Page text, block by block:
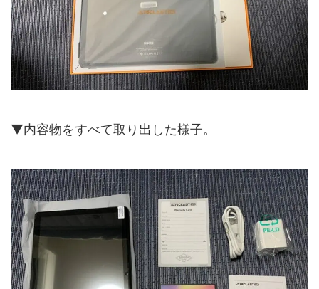
▼内容物をすべて取り出した様子。